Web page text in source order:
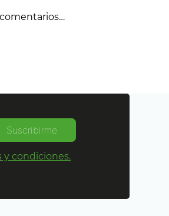
Suscribirme
condiciones.